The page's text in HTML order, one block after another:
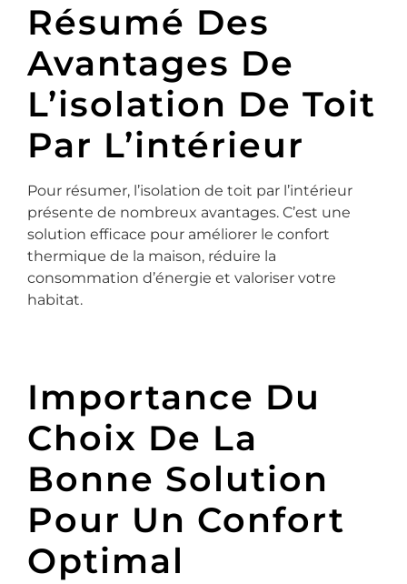
Résumé Des
Avantages De
L’isolation De Toit
Par L’intérieur
Pour résumer, l’isolation de toit par l’intérieur
présente de nombreux avantages. C’est une
solution efficace pour améliorer le confort
thermique de la maison, réduire la
consommation d’énergie et valoriser votre
habitat.
Importance Du
Choix De La
Bonne Solution
Pour Un Confort
Optimal